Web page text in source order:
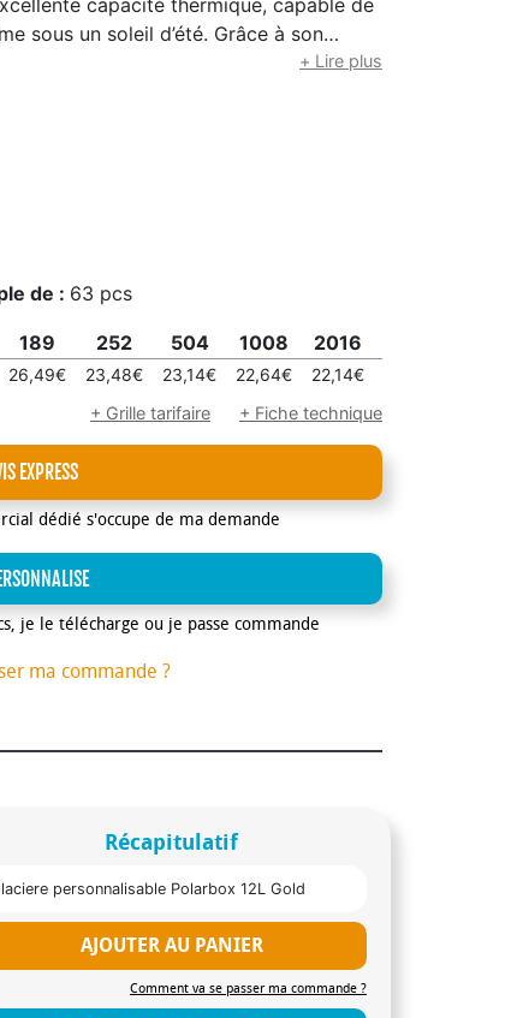
capacité thermique, capable de
sous un soleil d’été. Grâce à son
elle garde vos boissons et en-cas
les pique-niques, les pauses déjeuner
end. Légère, pratique et facile à
Élégante, performante et
+ Lire plus
de : 63 pcs
189 252 504 1008 2016
26,49€ 23,48€ 23,14€ 22,64€ 22,14€
+ Grille tarifaire
+ Fiche technique
EXPRESS
dédié s'occupe de ma demande
je le télécharge ou je passe commande
ma commande ?
Récapitulatif
personnalisable Polarbox 12L Gold
AJOUTER AU PANIER
Comment va se passer ma commande ?